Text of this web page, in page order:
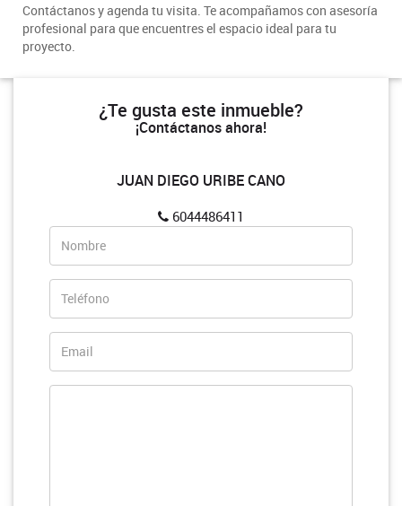
Contáctanos y agenda tu visita. Te acompañamos con asesoría
profesional para que encuentres el espacio ideal para tu
proyecto.
¿Te gusta este inmueble?
¡Contáctanos ahora!
JUAN DIEGO URIBE CANO
6044486411